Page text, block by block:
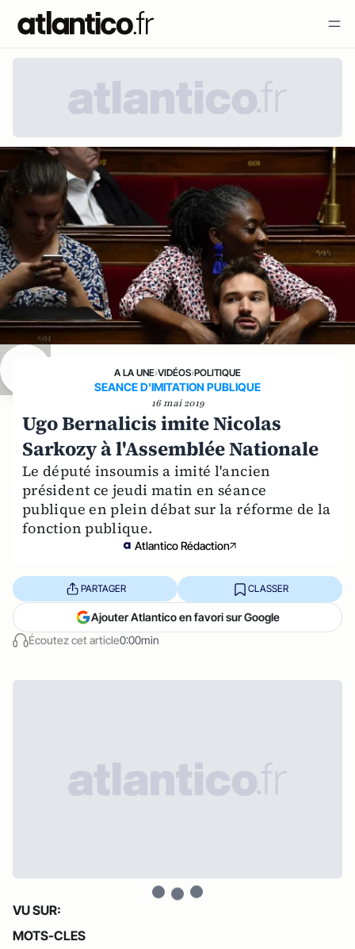
A LA UNE›VIDÉOS›POLITIQUE
SEANCE D'IMITATION PUBLIQUE
16 mai 2019
Ugo Bernalicis imite Nicolas
Sarkozy à l'Assemblée Nationale
Le député insoumis a imité l'ancien
président ce jeudi matin en séance
publique en plein débat sur la réforme de la
fonction publique.
Atlantico Rédaction
Écoutez cet article0:00min
PARTAGER CLASSER
Ajouter Atlantico en favori sur Google
VU SUR:
MOTS-CLES